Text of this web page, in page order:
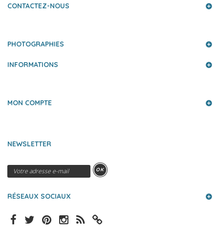
CONTACTEZ-NOUS
PHOTOGRAPHIES
INFORMATIONS
MON COMPTE
NEWSLETTER
OK
RÉSEAUX SOCIAUX